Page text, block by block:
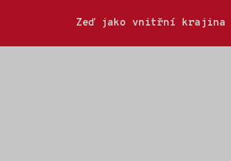
Zeď jako vnitřní krajina